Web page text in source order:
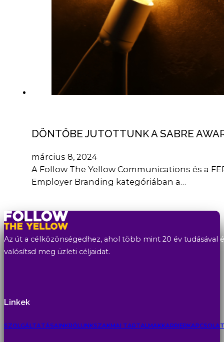
DÖNTŐBE JUTOTTUNK A SABRE
március 8, 2024
A Follow The Yellow Communications és a
Employer Branding kategóriában a…
Az út a célközönségedhez, ahol több mint 20 év tudásával
valósítsd meg üzleti céljaidat.
Linkek
SZOLGÁLTATÁSAINKRÓLUNKSZAKMAI TARTALMAKKARRIERKAPCSOLAT